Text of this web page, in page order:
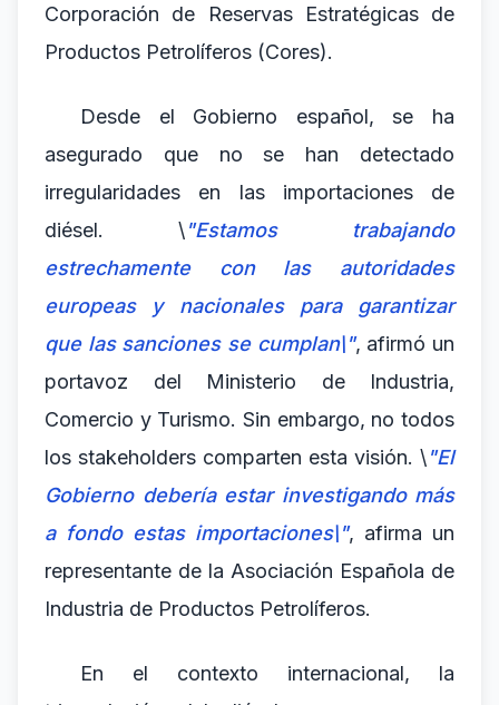
Corporación de Reservas Estratégicas de
Productos Petrolíferos (Cores).
Desde el Gobierno español, se ha
asegurado que no se han detectado
irregularidades en las importaciones de
diésel. \"Estamos trabajando
estrechamente con las autoridades
europeas y nacionales para garantizar
que las sanciones se cumplan\", afirmó un
portavoz del Ministerio de Industria,
Comercio y Turismo. Sin embargo, no todos
los stakeholders comparten esta visión. \"El
Gobierno debería estar investigando más
a fondo estas importaciones\", afirma un
representante de la Asociación Española de
Industria de Productos Petrolíferos.
En el contexto internacional, la